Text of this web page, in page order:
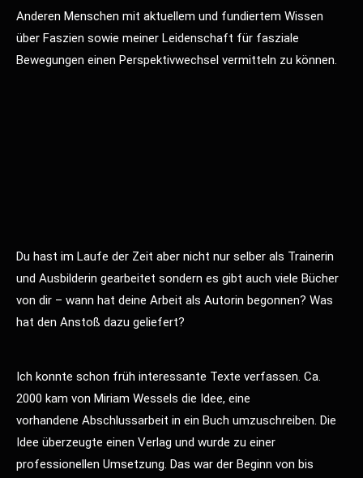
Anderen Menschen mit aktuellem und fundiertem Wissen
über Faszien sowie meiner Leidenschaft für fasziale
Bewegungen einen Perspektivwechsel vermitteln zu können.
Du hast im Laufe der Zeit aber nicht nur selber als Trainerin
und Ausbilderin gearbeitet sondern es gibt auch viele Bücher
von dir – wann hat deine Arbeit als Autorin begonnen? Was
hat den Anstoß dazu geliefert?
Ich konnte schon früh interessante Texte verfassen. Ca.
2000 kam von Miriam Wessels die Idee, eine
vorhandene Abschlussarbeit in ein Buch umzuschreiben. Die
Idee überzeugte einen Verlag und wurde zu einer
professionellen Umsetzung. Das war der Beginn von bis